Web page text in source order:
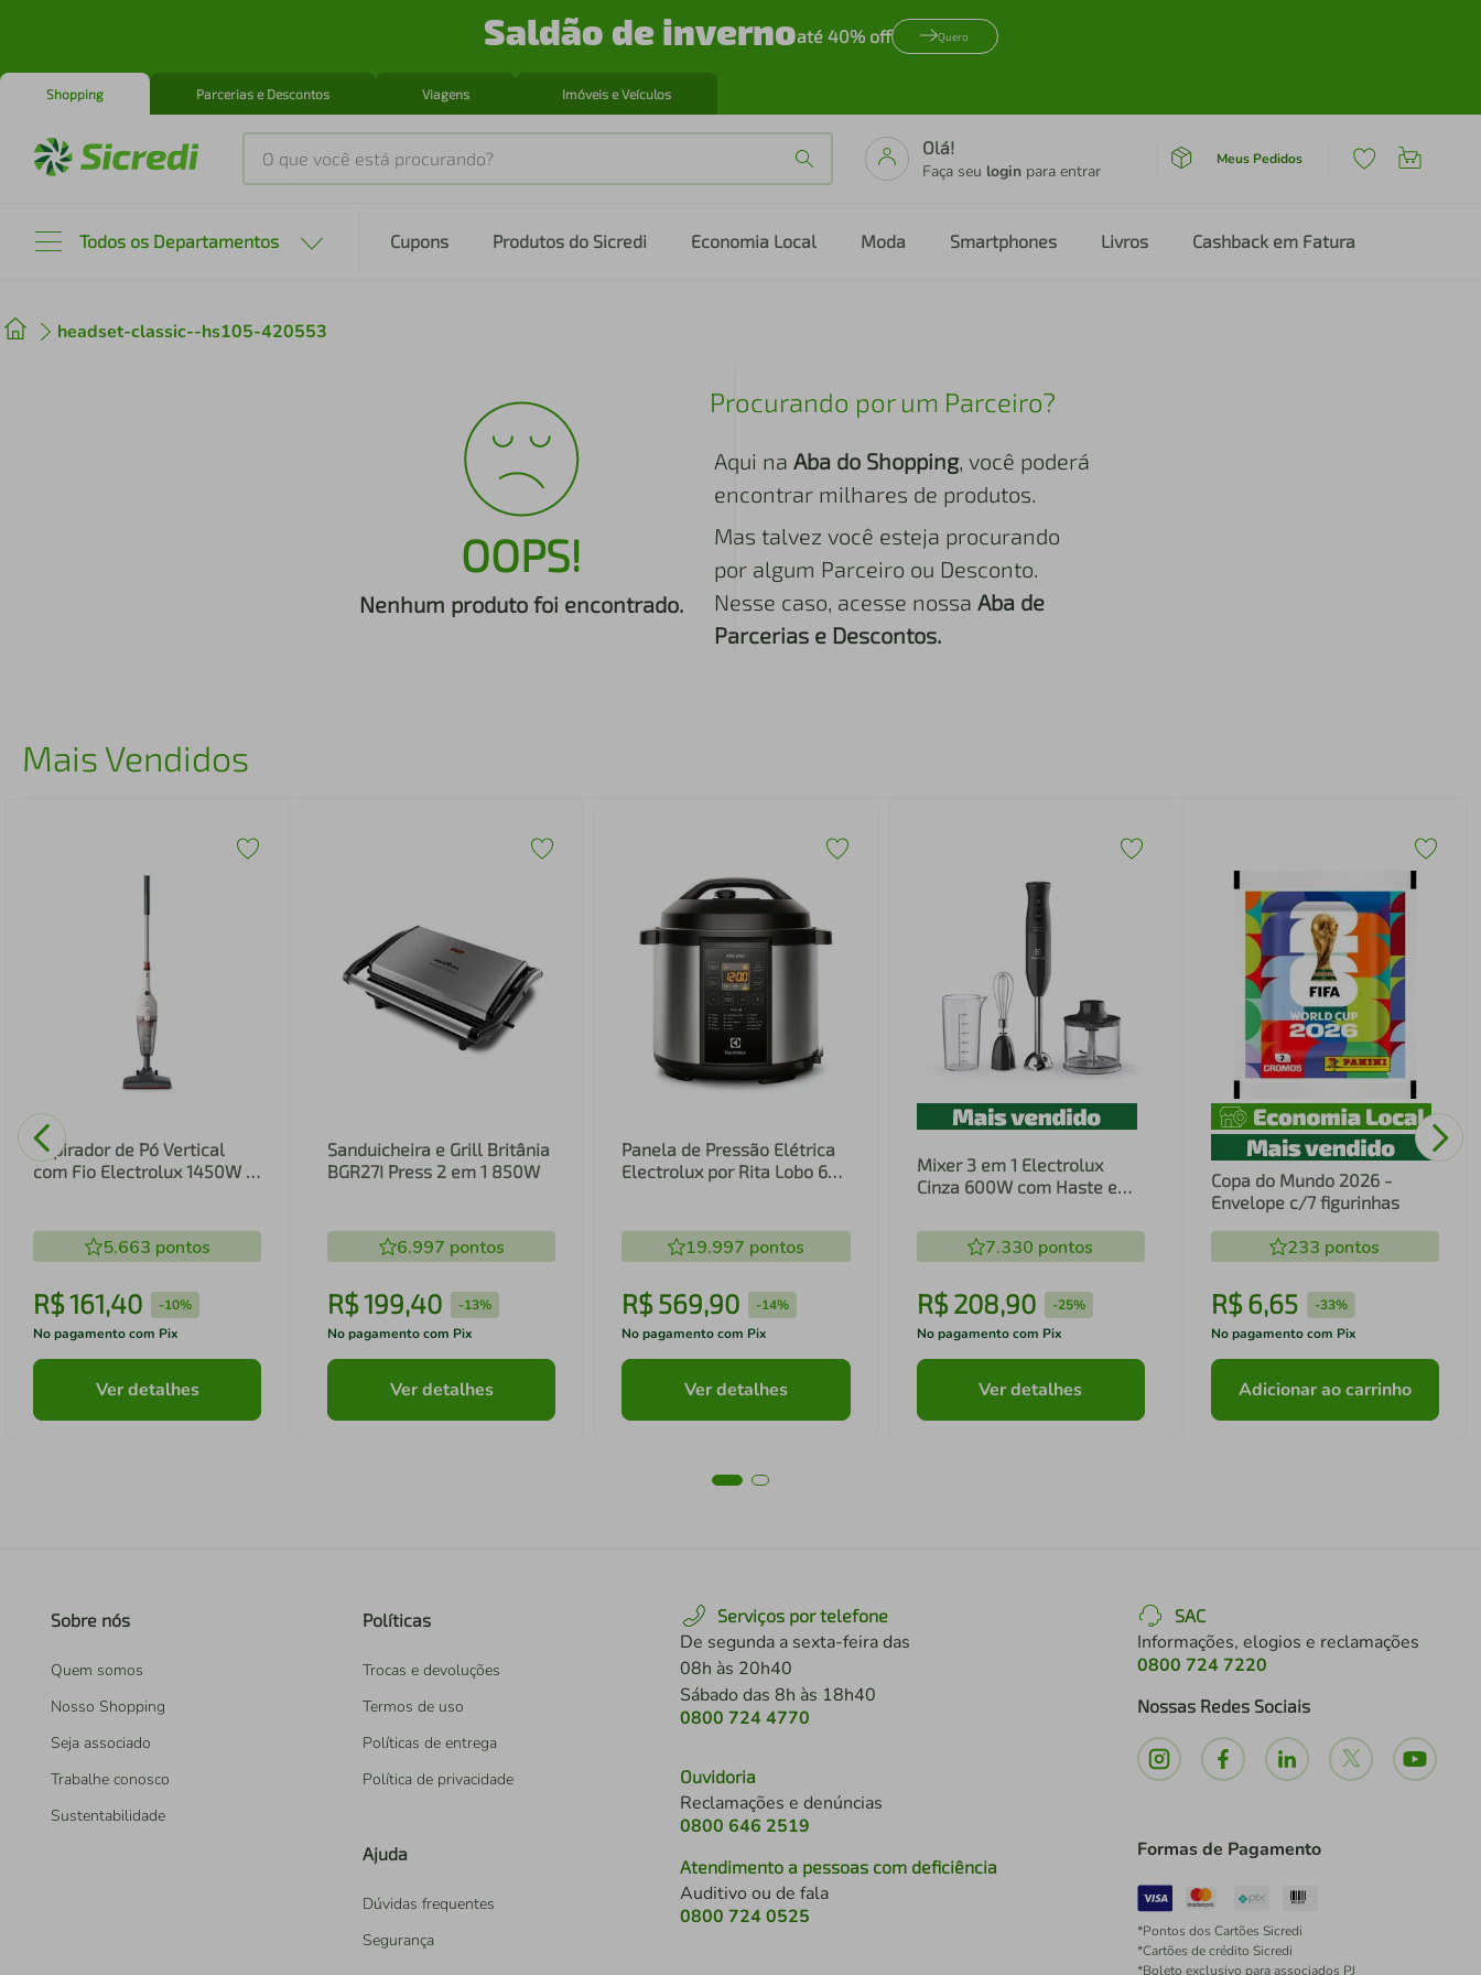
Saldão de invernoaté 40% off Quero
Shopping Parcerias e Descontos Viagens Imóveis e Veículos
O que você está procurando?
Olá!
Faça seu login para entrar
Meus Pedidos
Todos os Departamentos Cupons Produtos do Sicredi Economia Local Moda Smartphones Livros Cashback em Fatura
headset-classic--hs105-420553
OOPS!
Nenhum produto foi encontrado.
Procurando por um Parceiro?
Aqui na Aba do Shopping, você poderá
encontrar milhares de produtos.
Mas talvez você esteja procurando
por algum Parceiro ou Desconto.
Nesse caso, acesse nossa Aba de
Parcerias e Descontos.
Mais Vendidos
Aspirador de Pó Vertical
com Fio Electrolux 1450W 2
5.663 pontos
R$161,40 -10%
No pagamento com Pix
Ver detalhes
Sanduicheira e Grill Britânia
BGR27I Press 2 em 1 850W
6.997 pontos
R$199,40 -13%
No pagamento com Pix
Ver detalhes
Panela de Pressão Elétrica
Electrolux por Rita Lobo 6L
19.997 pontos
R$569,90 -14%
No pagamento com Pix
Ver detalhes
Mixer 3 em 1 Electrolux
Cinza 600W com Haste em
(EIB20)
7.330 pontos
R$ 208,90 -25%
No pagamento com Pix
Ver detalhes
Copa do Mundo 2026 -
Envelope c/7 figurinhas
233 pontos
R$ 6,65 -33%
No pagamento com Pix
Adicionar ao carrinho
Sobre nós
Quem somos
Nosso Shopping
Seja associado
Trabalhe conosco
Sustentabilidade
Políticas
Trocas e devoluções
Termos de uso
Políticas de entrega
Política de privacidade
Ajuda
Dúvidas frequentes
Segurança
Serviços por telefone
De segunda a sexta-feira das
08h às 20h40
Sábado das 8h às 18h40
0800 724 4770
Ouvidoria
Reclamações e denúncias
0800 646 2519
Atendimento a pessoas com deficiência
Auditivo ou de fala
0800 724 0525
SAC
Informações, elogios e reclamações
0800 724 7220
Nossas Redes Sociais
Formas de Pagamento
*Pontos dos Cartões Sicredi
*Cartões de crédito Sicredi
*Boleto exclusivo para associados PJ
2º cafeteira